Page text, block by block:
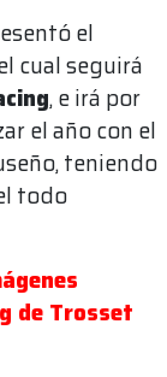
el
cual seguirá
, e irá por
el año con el
teniendo
todo
de Trosset